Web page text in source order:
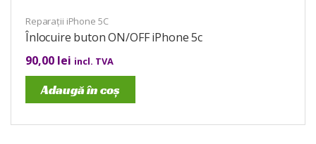
Reparații iPhone 5C
Înlocuire buton ON/OFF iPhone 5c
90,00 lei incl. TVA
Adaugă în coș